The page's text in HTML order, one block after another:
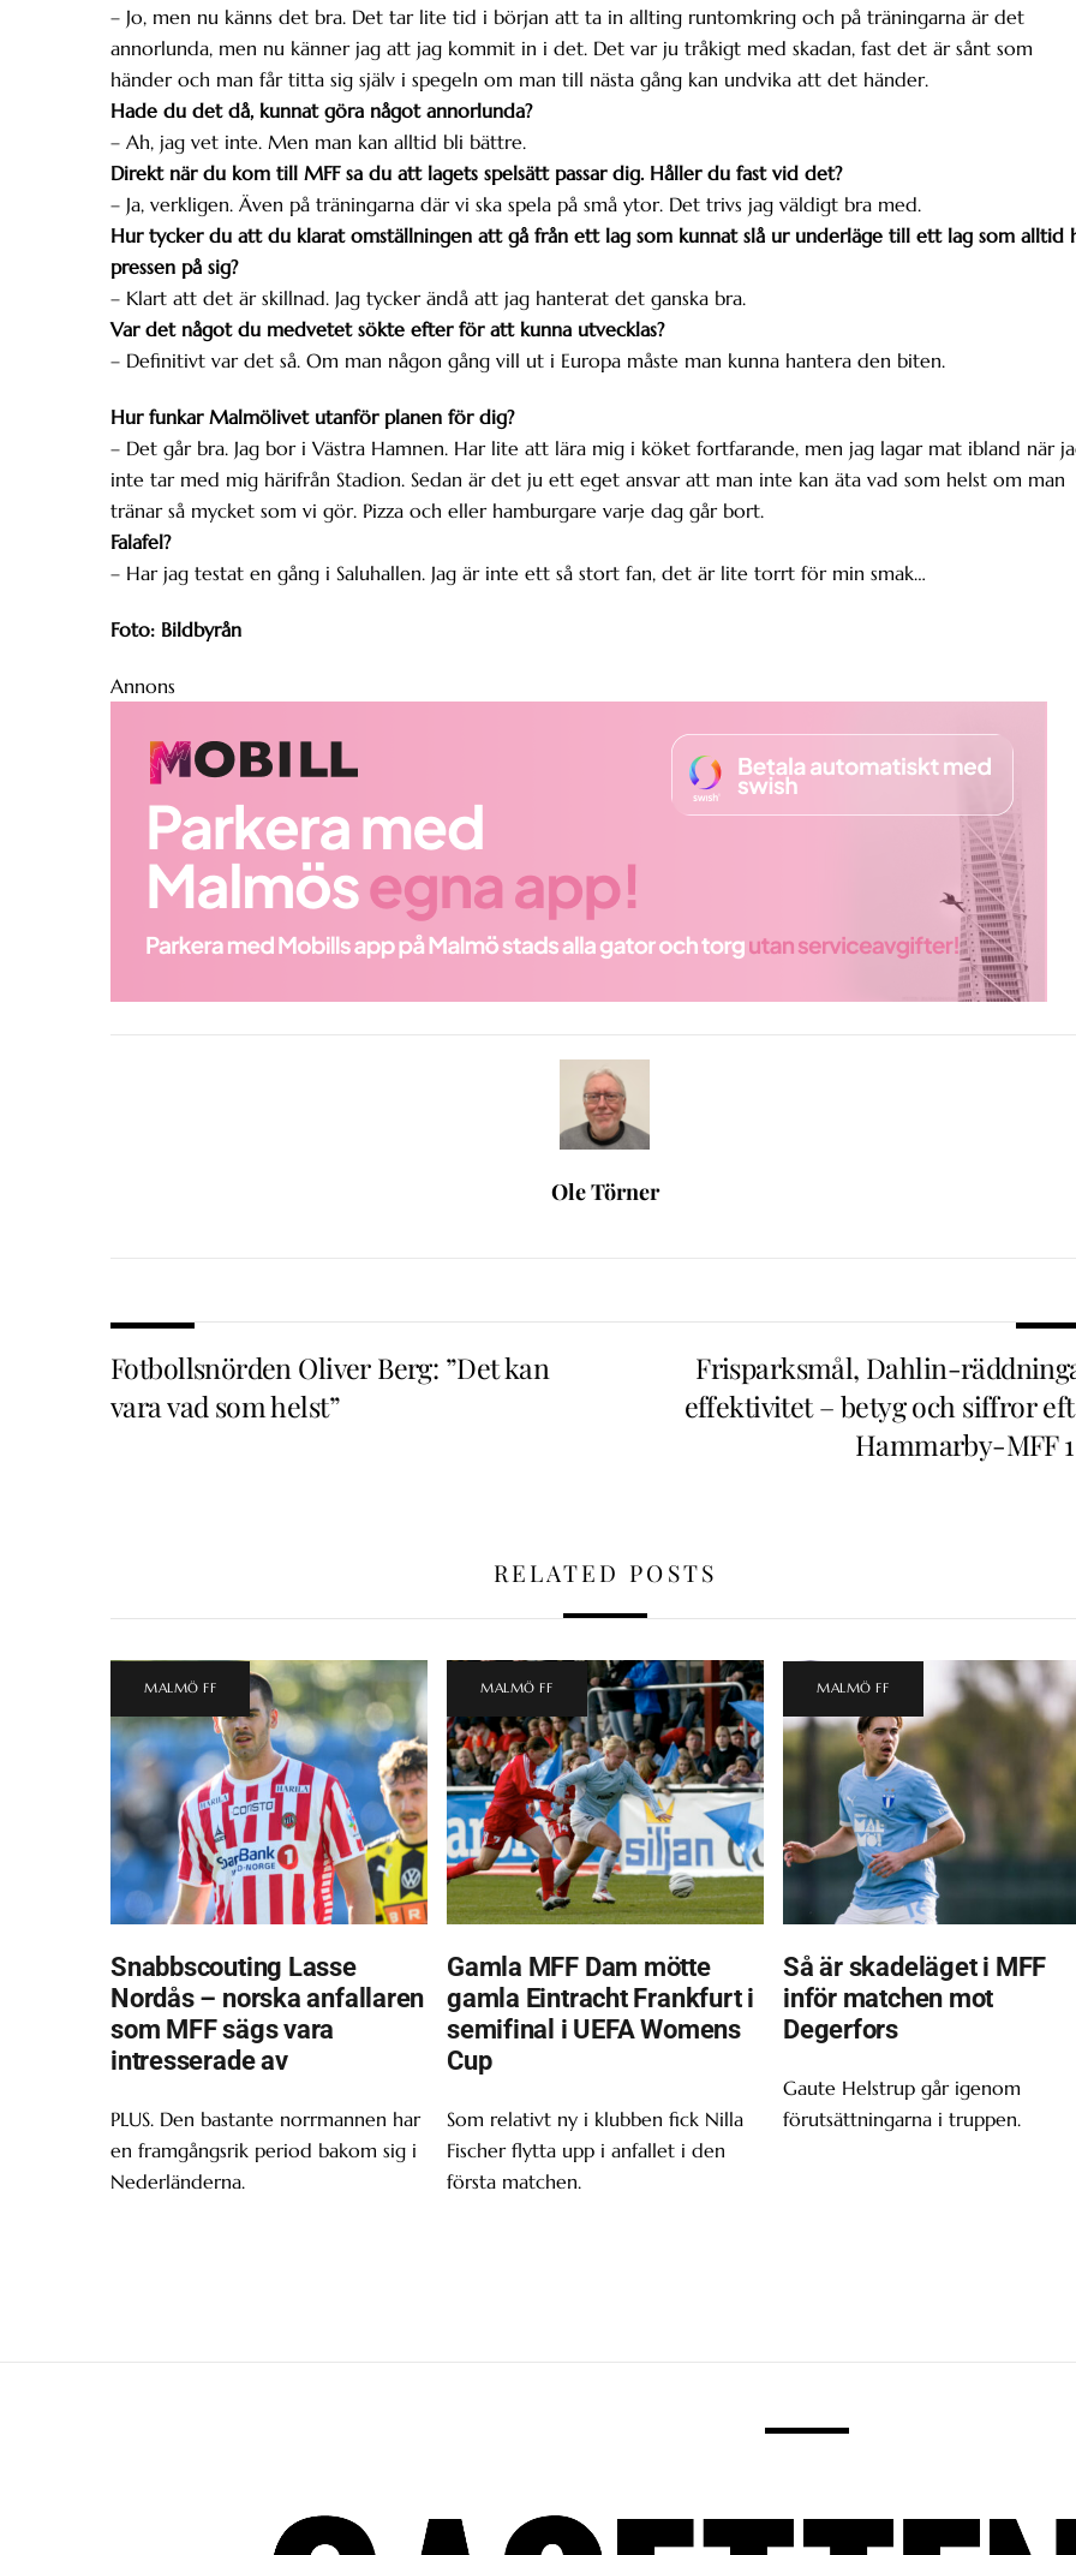
– Jo, men nu känns det bra. Det tar lite tid i början att ta in allting runtomkring och på träningarna är det
annorlunda, men nu känner jag att jag kommit in i det. Det var ju tråkigt med skadan, fast det är sånt som
händer och man får titta sig själv i spegeln om man till nästa gång kan undvika att det händer.
Hade du det då, kunnat göra något annorlunda?
– Ah, jag vet inte. Men man kan alltid bli bättre.
Direkt när du kom till MFF sa du att lagets spelsätt passar dig. Håller du fast vid det?
– Ja, verkligen. Även på träningarna där vi ska spela på små ytor. Det trivs jag väldigt bra med.
Hur tycker du att du klarat omställningen att gå från ett lag som kunnat slå ur underläge till ett lag som alltid
pressen på sig?
– Klart att det är skillnad. Jag tycker ändå att jag hanterat det ganska bra.
Var det något du medvetet sökte efter för att kunna utvecklas?
– Definitivt var det så. Om man någon gång vill ut i Europa måste man kunna hantera den biten.
Hur funkar Malmölivet utanför planen för dig?
– Det går bra. Jag bor i Västra Hamnen. Har lite att lära mig i köket fortfarande, men jag lagar mat ibland när
inte tar med mig härifrån Stadion. Sedan är det ju ett eget ansvar att man inte kan äta vad som helst om man
tränar så mycket som vi gör. Pizza och eller hamburgare varje dag går bort.
Falafel?
– Har jag testat en gång i Saluhallen. Jag är inte ett så stort fan, det är lite torrt för min smak…
Foto: Bildbyrån
Annons
Ole Törner
Fotbollsnörden Oliver Berg: ”Det kan
vara vad som helst”
Frisparksmål, Dahlin-
effektivitet – betyg och siffror
Hammarby-MFF
RELATED POSTS
MALMÖ FF
Snabbscouting Lasse
Nordås – norska anfallaren
som MFF sägs vara
intresserade av
PLUS. Den bastante norrmannen har
en framgångsrik period bakom sig i
Nederländerna.
MALMÖ FF
Gamla MFF Dam mötte
gamla Eintracht Frankfurt i
semifinal i UEFA Womens
Cup
Som relativt ny i klubben fick Nilla
Fischer flytta upp i anfallet i den
första matchen.
MALMÖ FF
Så är skadeläget i MFF
inför matchen mot
Degerfors
Gaute Helstrup går igenom
förutsättningarna i truppen.